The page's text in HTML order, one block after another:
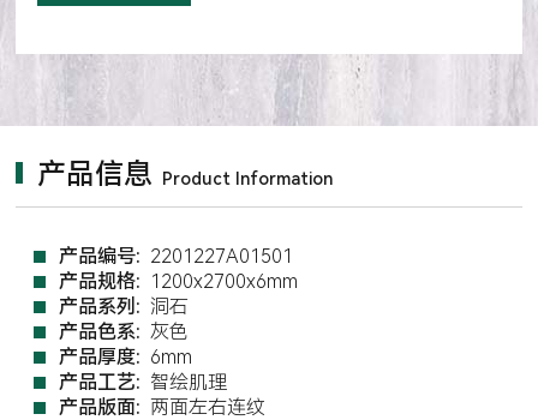
产品信息 Product Information
产品编号: 2201227A01501
产品规格: 1200x2700x6mm
产品系列: 洞石
产品色系: 灰色
产品厚度: 6mm
产品工艺: 智绘肌理
产品版面: 两面左右连纹